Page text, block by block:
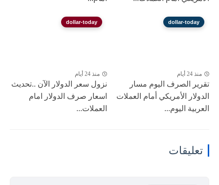
dollar-today
منذ 24 أيام
تقرير الصرف اليوم مسار
الدولار الأمريكي أمام العملات
العربية اليوم...
dollar-today
منذ 24 أيام
نزول ‎سعر الدولار الآن ..تحديث
اسعار صرف الدولار امام
العملات...
تعليقات